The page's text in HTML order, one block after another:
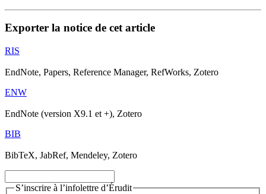
Exporter la notice de cet article
RIS
EndNote, Papers, Reference Manager, RefWorks, Zotero
ENW
EndNote (version X9.1 et +), Zotero
BIB
BibTeX, JabRef, Mendeley, Zotero
S’inscrire à l’infolettre d’Érudit